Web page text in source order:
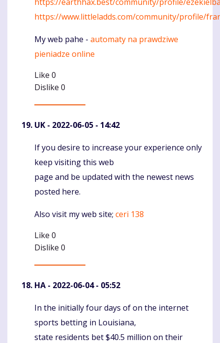
https://www.littleladds.com/community/profile/
My web pahe - automaty na prawdziwe
pieniadze online
Like 0
Dislike 0
UK - 2022-06-05 - 14:42
Komentaras
If you desire to increase your experience only
keep visiting this web
page and be updated with the newest news
posted here.
Also visit my web site; ceri 138
Like 0
Dislike 0
HA - 2022-06-04 - 05:52
Komentaras
In the initially four days of on the internet
sports betting in Louisiana,
state residents bet $40.5 million on their